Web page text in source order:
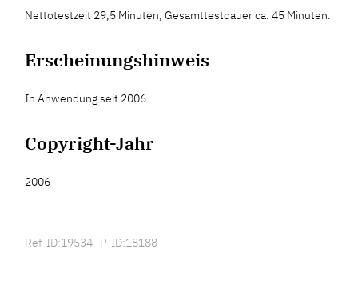
Nettotestzeit 29,5 Minuten, Gesamttestdauer ca. 45 Minuten.
Erscheinungshinweis
In Anwendung seit 2006.
Copyright-Jahr
2006
Ref-ID:19534 P-ID:18188